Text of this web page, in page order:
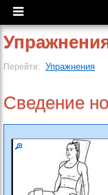
Перейти: Упражнения
Сведение